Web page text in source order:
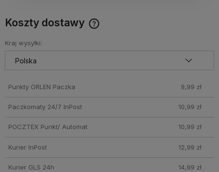
Koszty dostawy
produkty które nie mieszczą się do Paczkomatu nie
wchodzą w skład promocji. Koszty wysyłki dla przesyłek
pobraniowych mogą być droższe
Kraj wysyłki:
Punkty ORLEN Paczka 9,99 zł
Paczkomaty 24/7 InPost 10,99 zł
POCZTEX Punkt/ Automat 10,99 zł
Kurier InPost 12,99 zł
Kurier GLS 24h 14,99 zł